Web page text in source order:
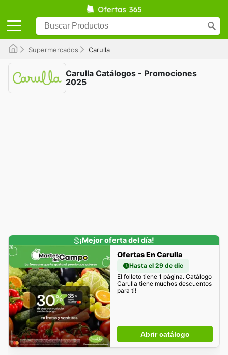
Supermercados Carulla
Carulla Catálogos - Promociones
2025
¡Mejor oferta del día!
Ofertas En Carulla
Hasta el 29 de dic
El folleto tiene 1 página. Catálogo
Carulla tiene muchos descuentos
para ti!
Abrir catálogo